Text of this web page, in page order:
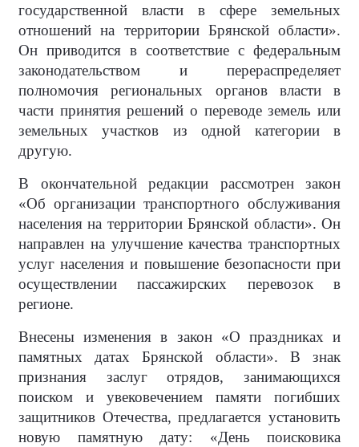
государственной власти в сфере земельных
отношений на территории Брянской области».
Он приводится в соответствие с федеральным
законодательством и перераспределяет
полномочия региональных органов власти в
части принятия решений о переводе земель или
земельных участков из одной категории в
другую.
В окончательной редакции рассмотрен закон
«Об организации транспортного обслуживания
населения на территории Брянской области». Он
направлен на улучшение качества транспортных
услуг населения и повышение безопасности при
осуществлении пассажирских перевозок в
регионе.
Внесены изменения в закон «О праздниках и
памятных датах Брянской области». В знак
признания заслуг отрядов, занимающихся
поиском и увековечением памяти погибших
защитников Отечества, предлагается установить
новую памятную дату: «День поисковика